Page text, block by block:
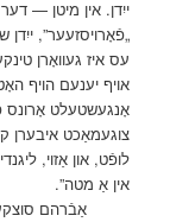
ייִדן. אין מיטן —
„פֿאָרויסזעער”, ייִדן
עס איז געוואָרן
אויף יענעם הויף
אָנגעשטעלט אָרונס
צוגעמאַכט איבערן
לופֿט, און אַזוי,
אין אַ מטה”.
אַבֿרהם